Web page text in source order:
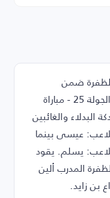
ضمن
منافسات الدوري الإماراتي للمحترفين برسم الجولة 25 - مباراة
إضافةً إلى دكة البدلاء والغائبين
بنظام 4-3-3 بقيادة اللاعب: عيسى بينما
بتشكيل 4-3-3 بقيادة اللاعب: يسلم. يقود
المدرب ألين
بن زايد.